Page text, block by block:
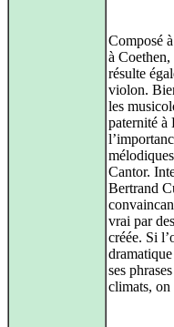
Composé
à
résulte
violon.
les
paternité à
Cantor.
Bertrand
vrai par
créée. Si
ses
climats, on